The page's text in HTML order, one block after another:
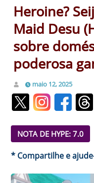
Heroine?
Maid Desu
sobre
poderosa
maio 12, 2025
NOTA DE HYPE: 7.0
* Compartilhe e